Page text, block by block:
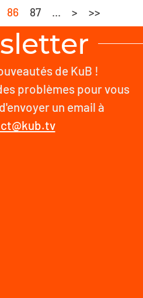
86 87 ... > >>
de KuB !
problèmes pour vous
un email à